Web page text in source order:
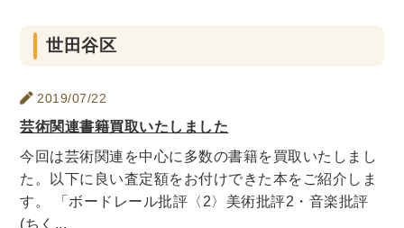
歴史書・地理
日本史
経済書・経営書・ビジネス書
ビジネス書
マーケティング・セールス
マネジメント・人材管理・リーダーシップ
経営学
世田谷区
2019/07/22
芸術関連書籍買取いたしました
今回は芸術関連を中心に多数の書籍を買取いたしまし
た。以下に良い査定額をお付けできた本をご紹介しま
す。 「ボードレール批評〈2〉美術批評2・音楽批評
(ちく...